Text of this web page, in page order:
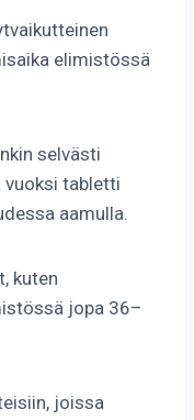
elimistössä
selvästi
vuoksi tabletti
aamulla.
kuten
jopa 36–
joissa